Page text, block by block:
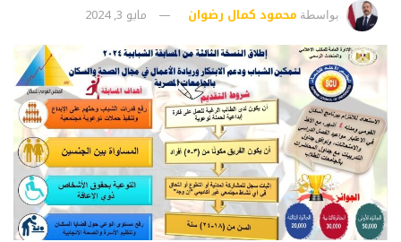
بواسطة محمود كمال رضوان مايو 3, 2024